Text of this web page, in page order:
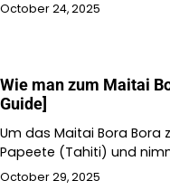
October 24, 2025
Wie man zum Maitai
Guide]
Um das Maitai Bora Bora
Papeete (Tahiti) und
October 29, 2025